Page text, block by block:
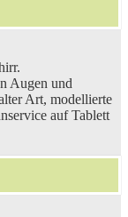
Augen und
Art, modellierte
auf Tablett